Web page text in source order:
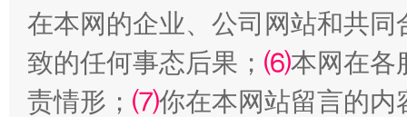
国家大学科技园优化重塑工作
在本网的企业、公司网站和共
致的任何事态后果； ⑹本网在各
责情形； ⑺你在本网站留言的内